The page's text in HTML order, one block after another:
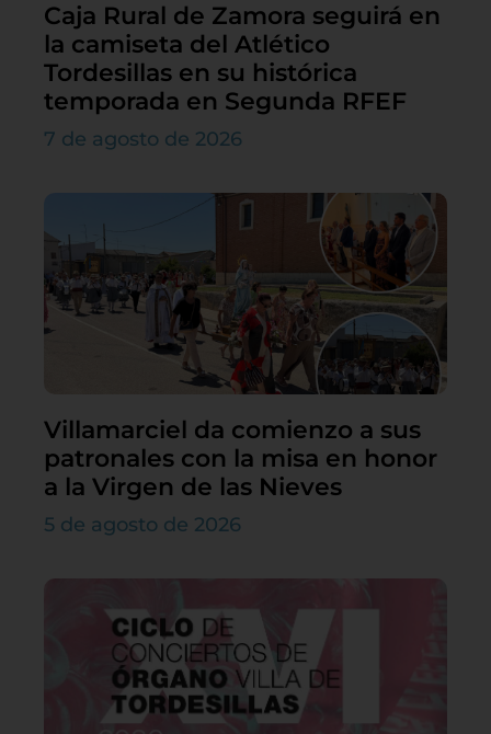
Caja Rural de Zamora seguirá en
la camiseta del Atlético
Tordesillas en su histórica
temporada en Segunda RFEF
7 de agosto de 2026
Villamarciel da comienzo a sus
patronales con la misa en honor
a la Virgen de las Nieves
5 de agosto de 2026